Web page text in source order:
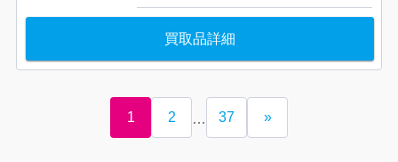
買取品詳細
1 2 … 37 »